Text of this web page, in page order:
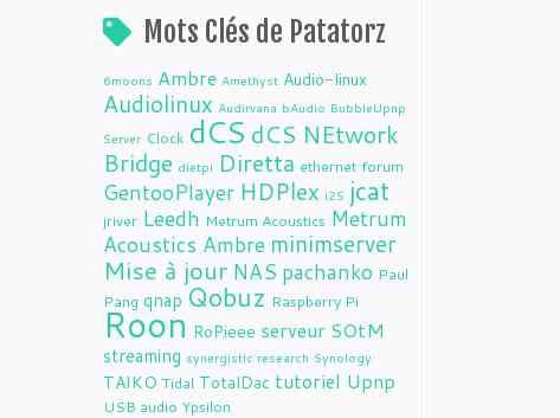
Mots Clés de Patatorz
6moons Ambre Amethyst Audio-linux
Audiolinux Audirvana bAudio BubbleUpnp
Server Clock dCS dCS NEtwork
Bridge dietpi Diretta ethernet forum
GentooPlayer HDPlex i2S jcat
jriver Leedh Metrum Acoustics Metrum
Acoustics Ambre minimserver
Mise à jour NAS pachanko Paul
Pang qnap Qobuz Raspberry Pi
Roon RoPieee serveur SOtM
streaming synergistic research Synology
TAIKO Tidal TotalDac tutoriel Upnp
USB audio Ypsilon